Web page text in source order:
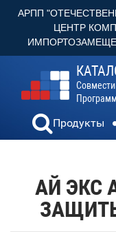
АРПП
ЦЕНТР
Продукты
АЙ ЭКС